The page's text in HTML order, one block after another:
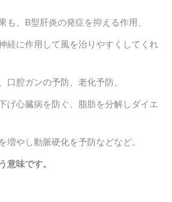
も、B型肝炎の発症を抑える作用、
経に作用して風を治りやすくしてくれ
口腔ガンの予防、老化予防、
げ心臓病を防ぐ、脂肪を分解しダイエ
増やし動脈硬化を予防などなど。
意味です。